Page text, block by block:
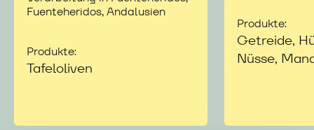
Fuenteheridos, Andalusien
Produkte:
Tafeloliven
Produkte:
Getreide,
Nüsse,